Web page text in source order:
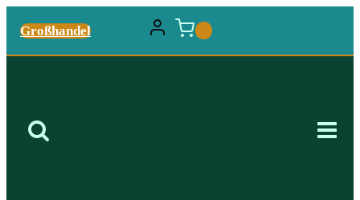
Inhalt
springen
Großhandel